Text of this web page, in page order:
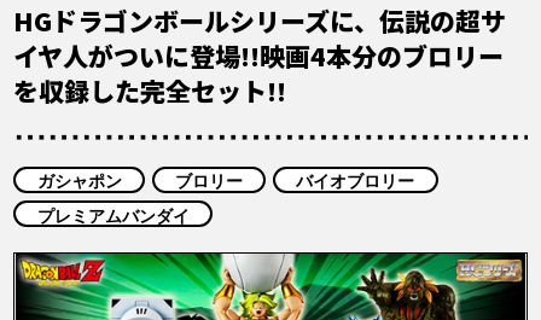
RANKING
MOVIE
COLUMNS
ABOUT
HGドラゴンボールシリーズに、伝説の超サ
イヤ人がついに登場!!映画4本分のブロリー
を収録した完全セット!!
ガシャポン ブロリー
バイオブロリー
プレミアムバンダイ